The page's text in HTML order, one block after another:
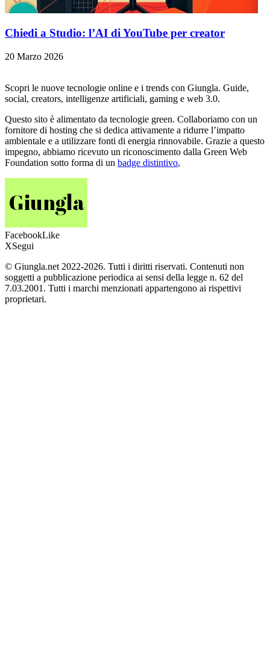
Chiedi a Studio: l’AI di YouTube per creator
20 Marzo 2026
Scopri le nuove tecnologie online e i trends con Giungla. Guide,
social, creators, intelligenze artificiali, gaming e web 3.0.
Questo sito è alimentato da tecnologie green. Collaboriamo con un
fornitore di hosting che si dedica attivamente a ridurre l’impatto
ambientale e a utilizzare fonti di energia rinnovabile. Grazie a questo
impegno, abbiamo ricevuto un riconoscimento dalla Green Web
Foundation sotto forma di un badge distintivo,
FacebookLike
XSegui
© Giungla.net 2022-2026. Tutti i diritti riservati. Contenuti non
soggetti a pubblicazione periodica ai sensi della legge n. 62 del
7.03.2001. Tutti i marchi menzionati appartengono ai rispettivi
proprietari.